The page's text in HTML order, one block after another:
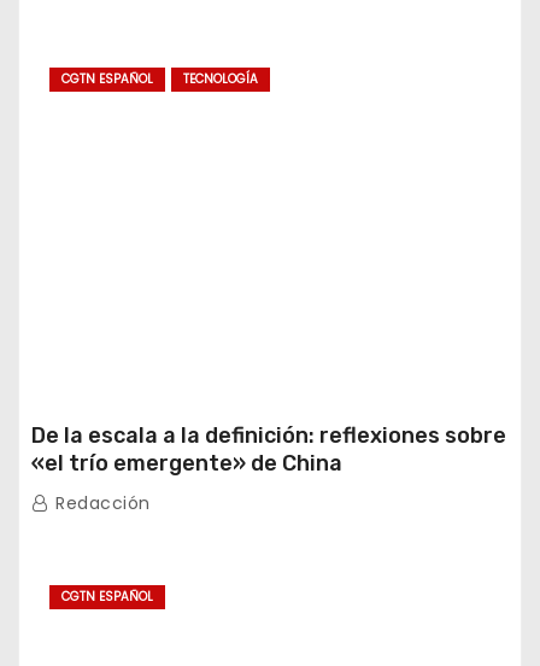
CGTN ESPAÑOL TECNOLOGÍA
De la escala a la definición: reflexiones sobre
«el trío emergente» de China
Redacción
CGTN ESPAÑOL